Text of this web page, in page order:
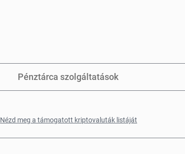
Pénztárca szolgáltatások
Nézd meg a támogatott kriptovaluták listáját